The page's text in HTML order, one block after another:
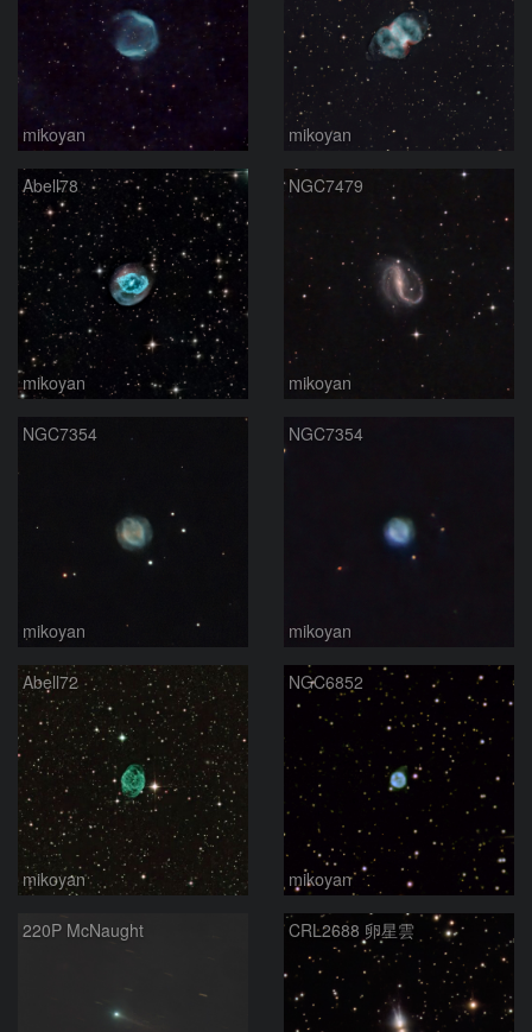
mikoyan mikoyan
Abell78
mikoyan
NGC7479
mikoyan
NGC7354
mikoyan
NGC7354
mikoyan
Abell72
mikoyan
NGC6852
mikoyan
220P McNaught CRL2688 卵星雲